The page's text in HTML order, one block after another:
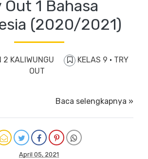
Out 1 Bahasa
(2020/2021)
2 KALIWUNGU KELAS 9 · TRY
OUT
Baca selengkapnya »
April 05, 2021